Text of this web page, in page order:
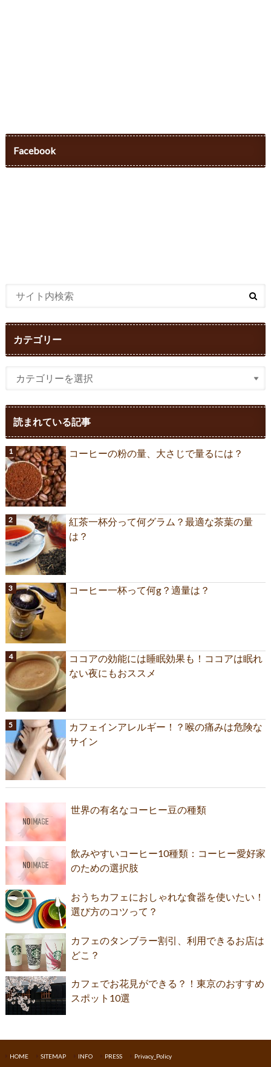
Facebook
カテゴリー
読まれている記事
コーヒーの粉の量、大さじで量るには？
紅茶一杯分って何グラム？最適な茶葉の量
は？
コーヒー一杯って何g？適量は？
ココアの効能には睡眠効果も！ココアは眠れ
ない夜にもおススメ
カフェインアレルギー！？喉の痛みは危険な
サイン
世界の有名なコーヒー豆の種類
飲みやすいコーヒー10種類：コーヒー愛好家
のための選択肢
おうちカフェにおしゃれな食器を使いたい！
選び方のコツって？
カフェのタンブラー割引、利用できるお店は
どこ？
カフェでお花見ができる？！東京のおすすめ
スポット10選
HOME SITEMAP INFO PRESS Privacy_Policy